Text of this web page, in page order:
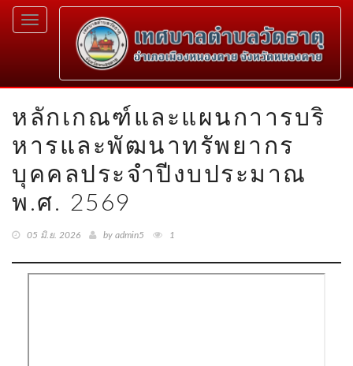
Toggle
navigation
หลักเกณฑ์และแผนกาารบริ
หารและพัฒนาทรัพยากร
บุคคลประจำปีงบประมาณ
พ.ศ. 2569
05 มิ.ย. 2026 by admin5 1